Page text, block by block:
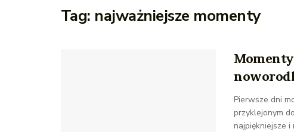
Tag: najważniejsze momenty
Pierwsze dni
przyklejonym
najpiękniejsze i